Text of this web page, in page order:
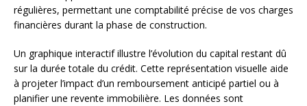
régulières, permettant une comptabilité précise de vos charges
financières durant la phase de construction.
Un graphique interactif illustre l’évolution du capital restant dû
sur la durée totale du crédit. Cette représentation visuelle aide
à projeter l’impact d’un remboursement anticipé partiel ou à
planifier une revente immobilière. Les données sont